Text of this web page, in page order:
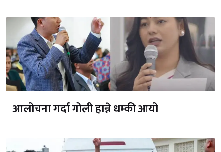
आलोचना गर्दा गोली हान्ने धम्की आयो